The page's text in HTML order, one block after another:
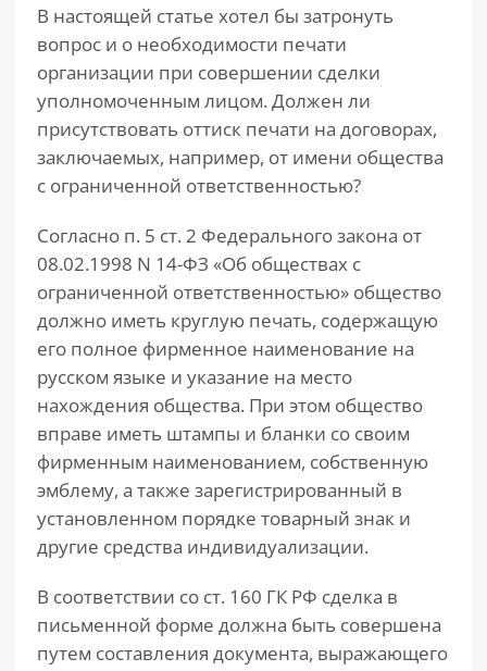
В настоящей статье хотел бы затронуть
вопрос и о необходимости печати
организации при совершении сделки
уполномоченным лицом. Должен ли
присутствовать оттиск печати на договорах,
заключаемых, например, от имени общества
с ограниченной ответственностью?
Согласно п. 5 ст. 2 Федерального закона от
08.02.1998 N 14-ФЗ «Об обществах с
ограниченной ответственностью» общество
должно иметь круглую печать, содержащую
его полное фирменное наименование на
русском языке и указание на место
нахождения общества. При этом общество
вправе иметь штампы и бланки со своим
фирменным наименованием, собственную
эмблему, а также зарегистрированный в
установленном порядке товарный знак и
другие средства индивидуализации.
В соответствии со ст. 160 ГК РФ сделка в
письменной форме должна быть совершена
путем составления документа, выражающего